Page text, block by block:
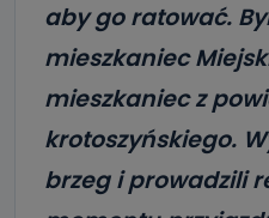
aby go ratować.
mieszkaniec
mieszkaniec z
krotoszyńskiego.
brzeg i prowadzili